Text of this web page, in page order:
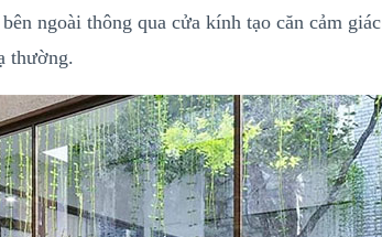
ngoài thông qua cửa kính tạo căn cảm
thường.